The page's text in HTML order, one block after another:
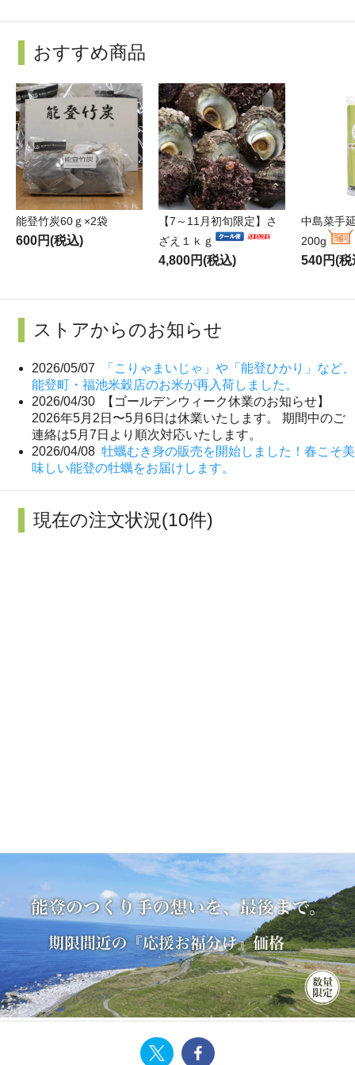
おすすめ商品
能登竹炭60ｇ×2袋
600円(税込)
【7～11月初旬限定】さ
ざえ１ｋｇ
4,800円(税込)
中島菜手
200g
540円(税
ストアからのお知らせ
2026/05/07
「こりゃまいじゃ」や「能登ひかり」など、
能登町・福池米穀店のお米が再入荷しました。
2026/04/30 【ゴールデンウィーク休業のお知らせ】
2026年5月2日〜5月6日は休業いたします。 期間中のご
連絡は5月7日より順次対応いたします。
2026/04/08 牡蠣むき身の販売を開始しました！春こそ美
味しい能登の牡蠣をお届けします。
現在の注文状況(10件)